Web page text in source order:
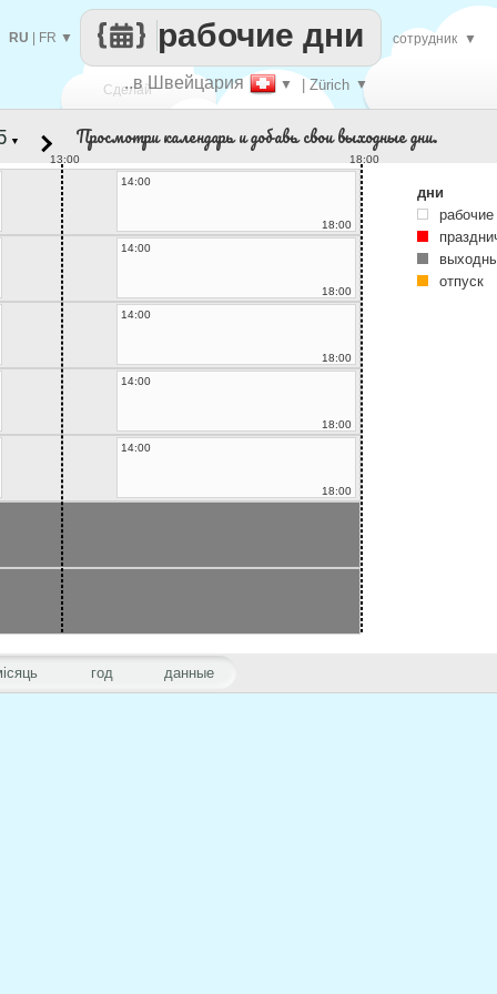
Сделай
..в Швейцария ▼ | Zürich ▼
рабочие дни
RU FR ▼ сотрудник ▼
год данные
▼ Просмотри календарь и добавь свои выходные дни.
13:00
18:00
14:00
18:00
14:00
18:00
14:00
18:00
14:00
18:00
14:00
18:00
дни
отпуск